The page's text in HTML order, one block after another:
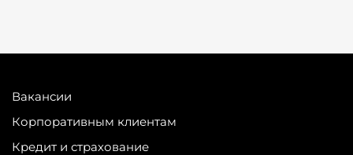
Вакансии
Корпоративным клиентам
Кредит и страхование